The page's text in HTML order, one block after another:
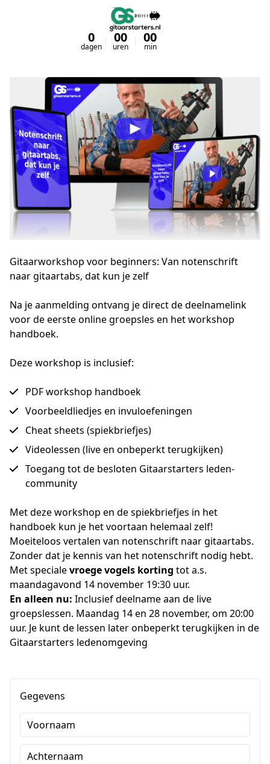
0
dagen
00
uren
00
min
Gitaarworkshop voor beginners: Van notenschrift
naar gitaartabs, dat kun je zelf
Na je aanmelding ontvang je direct de deelnamelink
voor de eerste online groepsles en het workshop
handboek.
Deze workshop is inclusief:
PDF workshop handboek
Voorbeeldliedjes en invuloefeningen
Cheat sheets (spiekbriefjes)
Videolessen (live en onbeperkt terugkijken)
Toegang tot de besloten Gitaarstarters leden-
community
Met deze workshop en de spiekbriefjes in het
handboek kun je het voortaan helemaal zelf!
Moeiteloos vertalen van notenschrift naar gitaartabs.
Zonder dat je kennis van het notenschrift nodig hebt.
Met speciale vroege vogels korting tot a.s.
maandagavond 14 november 19:30 uur.
En alleen nu: Inclusief deelname aan de live
groepslessen. Maandag 14 en 28 november, om 20:00
uur. Je kunt de lessen later onbeperkt terugkijken in de
Gitaarstarters ledenomgeving
Gegevens
Voornaam
Achternaam